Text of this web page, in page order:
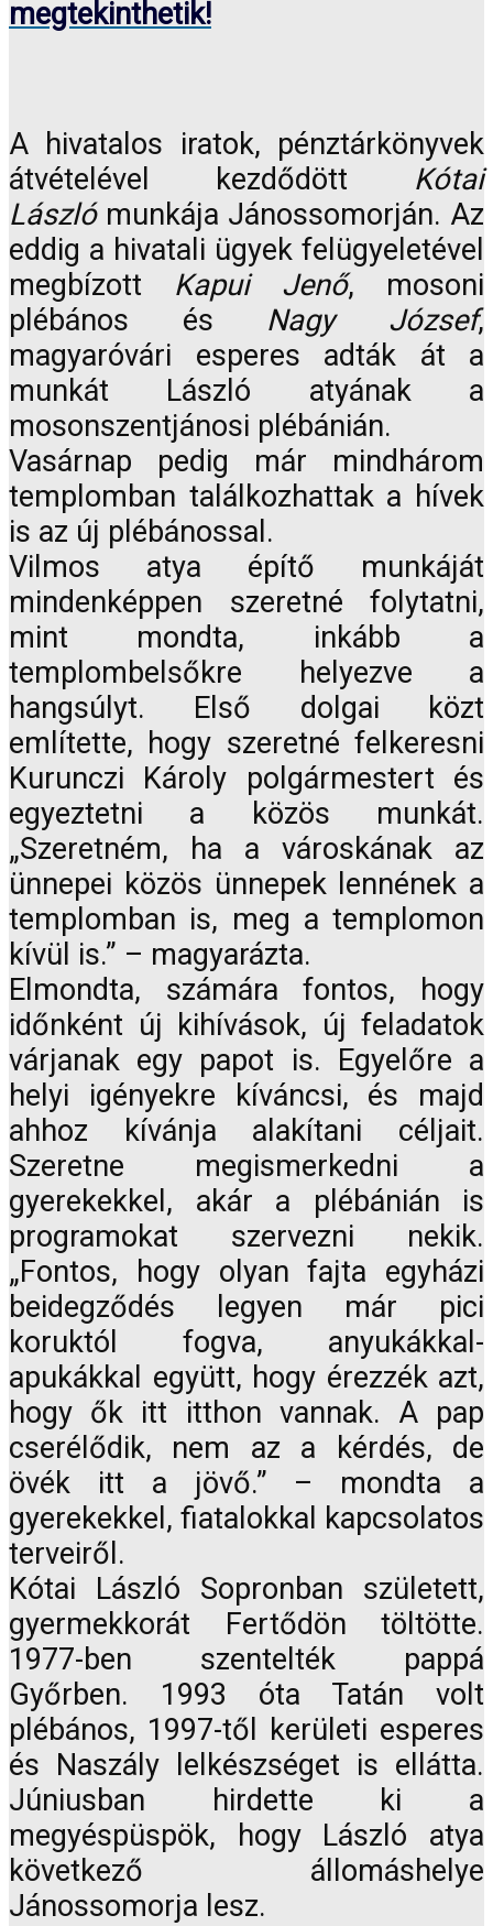
megtekinthetik!
A hivatalos iratok, pénztárkönyvek
átvételével kezdődött Kótai
Lászlómunkája Jánossomorján. Az
eddig a hivatali ügyek felügyeletével
megbízott Kapui Jenő, mosoni
plébános és Nagy József,
magyaróvári esperes adták át a
munkát László atyának a
mosonszentjánosi plébánián.
Vasárnap pedig már mindhárom
templomban találkozhattak a hívek
is az új plébánossal.
Vilmos atya építő munkáját
mindenképpen szeretné folytatni,
mint mondta, inkább a
templombelsőkre helyezve a
hangsúlyt. Első dolgai közt
említette, hogy szeretné felkeresni
Kurunczi Károly polgármestert és
egyeztetni a közös munkát.
„Szeretném, ha a városkának az
ünnepei közös ünnepek lennének a
templomban is, meg a templomon
kívül is.” – magyarázta.
Elmondta, számára fontos, hogy
időnként új kihívások, új feladatok
várjanak egy papot is. Egyelőre a
helyi igényekre kíváncsi, és majd
ahhoz kívánja alakítani céljait.
Szeretne megismerkedni a
gyerekekkel, akár a plébánián is
programokat szervezni nekik.
„Fontos, hogy olyan fajta egyházi
beidegződés legyen már pici
koruktól fogva, anyukákkal-
apukákkal együtt, hogy érezzék azt,
hogy ők itt itthon vannak. A pap
cserélődik, nem az a kérdés, de
övék itt a jövő.” – mondta a
gyerekekkel, fiatalokkal kapcsolatos
terveiről.
Kótai László Sopronban született,
gyermekkorát Fertődön töltötte.
1977-ben szentelték pappá
Győrben. 1993 óta Tatán volt
plébános, 1997-től kerületi esperes
és Naszály lelkészséget is ellátta.
Júniusban hirdette ki a
megyéspüspök, hogy László atya
következő állomáshelye
Jánossomorja lesz.